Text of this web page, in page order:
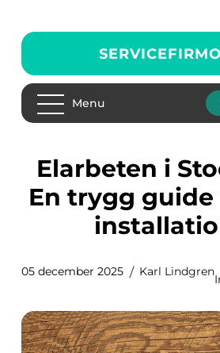
Menu
Elarbeten i Stockholm:
En trygg
05 december 2025 Karl Lindgren